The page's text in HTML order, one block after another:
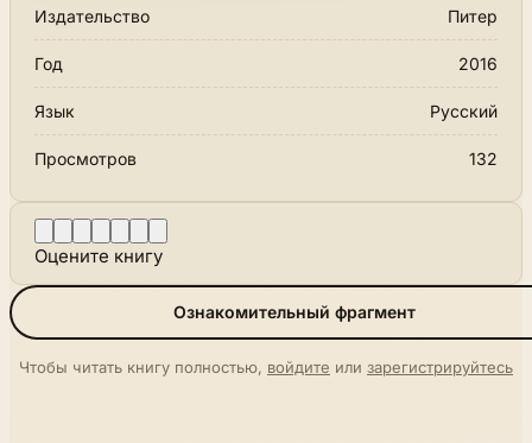
Издательство Питер
Год 2016
Язык Русский
Просмотров 132
Оцените книгу
Ознакомительный фрагмент
Чтобы читать книгу полностью, войдите или зарегистрируйтесь